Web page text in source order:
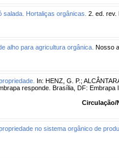
salada. Hortaliças orgânicas. 2. ed. rev.
alho para agricultura orgânica. Nosso
In: HENZ, G. P.;
responde. Brasília, DF: Embrapa
Circulação/
no sistema orgânico de